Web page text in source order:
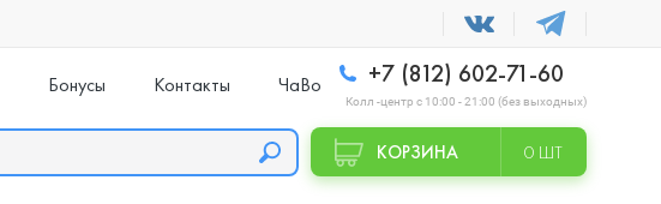
Бонусы Контакты ЧаВо +7 (812) 602-71-60
Колл -центр с 10:00 - 21:00 (без выходных)
КОРЗИНА 0 ШТ